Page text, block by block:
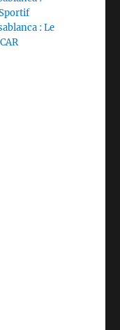
: Le